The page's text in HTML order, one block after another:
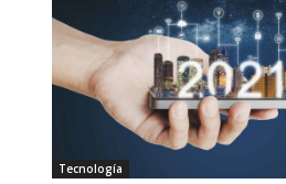
Tecnología